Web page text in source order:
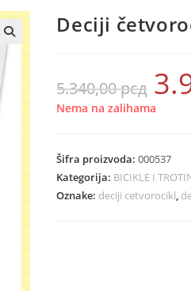
Deciji
5.340,00рсд cena
je
bila:
Nema na zalihama
Šifra proizvoda:000537
Kategorija: BICIKLE I
Oznake: deciji cetvorocikl,